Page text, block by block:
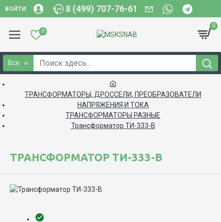
ВОЙТИ 8 (499) 707-76-61
0
0
Все
ТРАНСФОРМАТОРЫ, ДРОССЕЛИ, ПРЕОБРАЗОВАТЕЛИ
НАПРЯЖЕНИЯ И ТОКА
ТРАНСФОРМАТОРЫ РАЗНЫЕ
Трансформатор ТИ-333-В
ТРАНСФОРМАТОР ТИ-333-В